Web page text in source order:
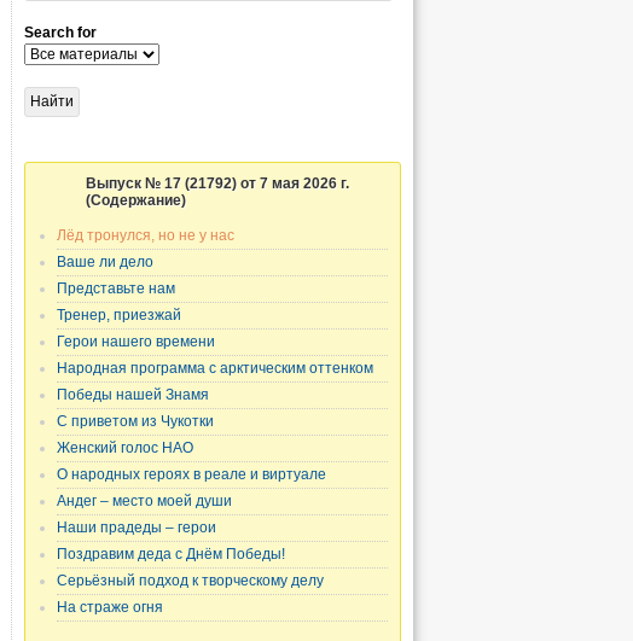
Search for
Выпуск № 17 (21792) от 7 мая 2026 г.
(Содержание)
Лёд тронулся, но не у нас
Ваше ли дело
Представьте нам
Тренер, приезжай
Герои нашего времени
Народная программа с арктическим оттенком
Победы нашей Знамя
С приветом из Чукотки
Женский голос НАО
О народных героях в реале и виртуале
Андег – место моей души
Наши прадеды – герои
Поздравим деда с Днём Победы!
Серьёзный подход к творческому делу
На страже огня